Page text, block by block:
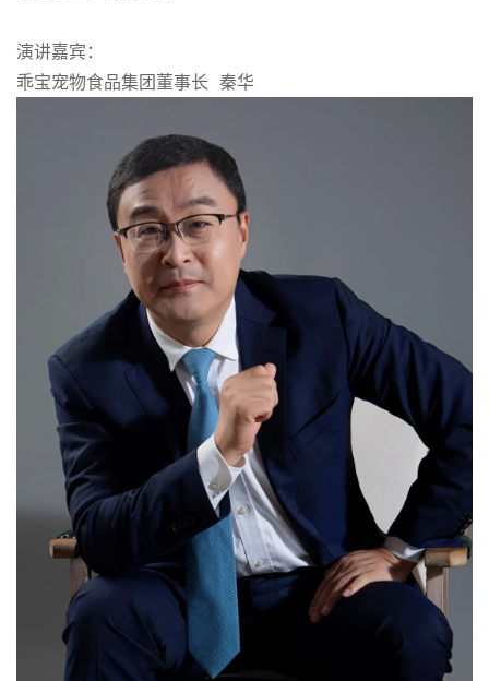
演讲嘉宾：
乖宝宠物食品集团董事长 秦华